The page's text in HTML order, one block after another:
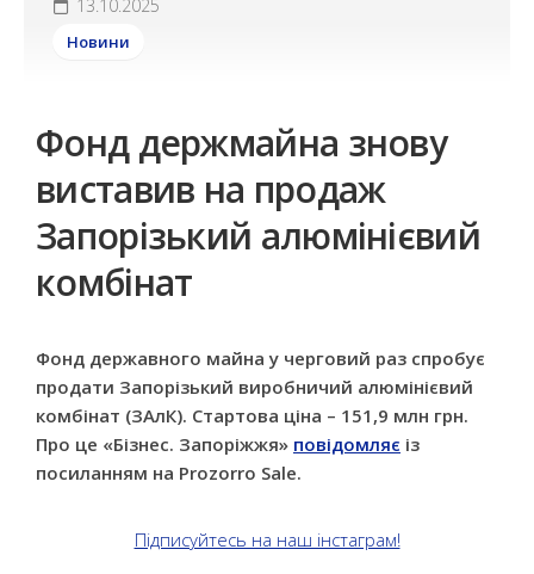
13.10.2025
Новини
Фонд держмайна знову
виставив на продаж
Запорізький алюмінієвий
комбінат
Фонд державного майна у черговий раз спробує
продати Запорізький виробничий алюмінієвий
комбінат (ЗАлК). Стартова ціна – 151,9 млн грн.
Про це «Бізнес. Запоріжжя» повідомляє із
посиланням на Prozorro Sale.
Підписуйтесь на наш інстаграм!